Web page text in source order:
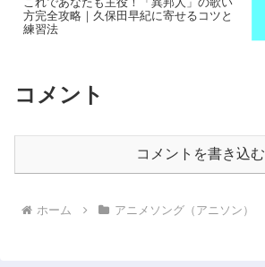
方完全攻略｜久保田早紀に寄せるコツと
練習法
コメント
コメントを書き込む
ホーム アニメソング（アニソン）